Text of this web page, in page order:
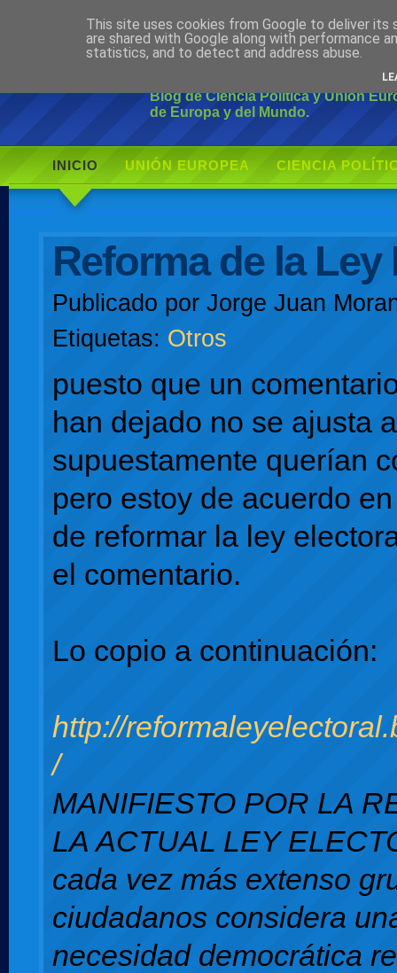
Ciudadano
Blog de Ciencia Política y Unión
de Europa y del Mundo.
INICIO UNIÓN EUROPEA CIENCIA
Reforma de la Ley
Publicado por Jorge Juan
Etiquetas: Otros
puesto que un
han dejado no se ajusta
supuestamente querían
pero estoy de acuerdo
de reformar la ley
el comentario.
Lo copio a continuación:
http://
/
MANIFIESTO POR LA
LA ACTUAL LEY
cada vez más extenso
ciudadanos considera
necesidad democrática
This site uses cookies from Google to deliver its
are shared with Google along with performance
statistics, and to detect and address abuse.